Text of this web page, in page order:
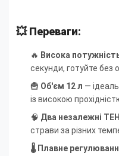
💥 Переваги:
🔥 Висока
секунди, готуйте без
🍟 Об'єм 12 л —
із високою
🧠 Два незалежні
страви за різних
🌡 Плавне